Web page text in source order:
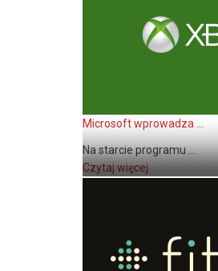
Microsoft wprowadza ...
Na starcie programu ...
Czytaj więcej